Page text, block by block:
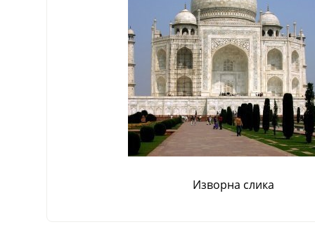
Изворна слика